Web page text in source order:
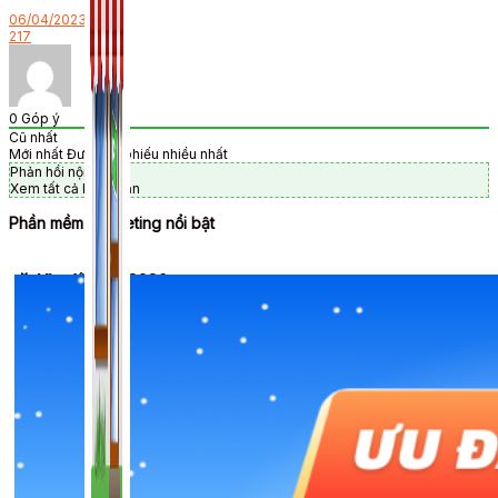
06/04/2023
217
0 Góp ý
Cũ nhất
Mới nhất Được bỏ phiếu nhiều nhất
Phản hồi nội tuyến
Xem tất cả bình luận
Phần mềm Marketing nổi bật
🎉 Ưu đãi Tết 2026